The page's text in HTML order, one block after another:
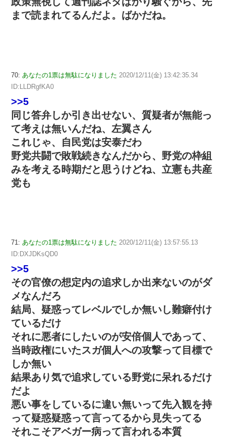
まで読まれてるんだよ。ばかだね。
70: あなたの1票は無駄になりました 2020/12/11(金) 13:42:35.34
ID:LLDRgfKA0
>>5
同じ答弁しか引き出せない、質疑者が無能っ
て考えは無いんだね、左翼さん
これじゃ、自民党は安泰だわ
野党共闘で敗戦続きなんだから、野党の枠組
みを考える時期だと思うけどね、立憲も共産
党も
71: あなたの1票は無駄になりました 2020/12/11(金) 13:57:55.13
ID:DXJDKsQD0
>>5
その官僚の想定内の追求しか出来ないのがダ
メなんだろ
結局、疑惑ってレベルでしか無いし難癖付け
ているだけ
それに悪者にしたいのが安倍個人であって、
当時政権にいたスガ個人への攻撃って目標で
しか無い
結果あり気で追求している野党に呆れるだけ
だよ
悪い事をしているに違い無いって先入観を持
って疑惑疑惑って言ってるから見失ってる
それこそアベガー病って言われる本質